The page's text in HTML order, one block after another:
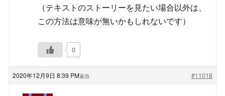
（テキストのストーリーを見たい場合以外は、
この方法は意味が無いかもしれないです）
0
2020年12月9日 8:39 PM #11018
返信